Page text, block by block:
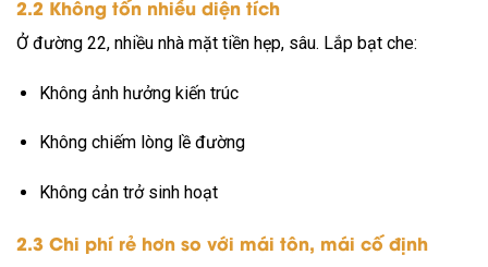
2.2 Không tốn nhiều diện tích
Ở đường 22, nhiều nhà mặt tiền hẹp, sâu. Lắp bạt che:
Không ảnh hưởng kiến trúc
Không chiếm lòng lề đường
Không cản trở sinh hoạt
2.3 Chi phí rẻ hơn so với mái tôn, mái cố định